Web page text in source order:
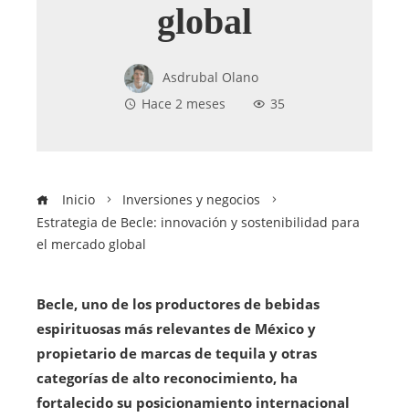
global
Asdrubal Olano
Hace 2 meses
35
Inicio
Inversiones y negocios
Estrategia de Becle: innovación y sostenibilidad para
el mercado global
Becle, uno de los productores de bebidas
espirituosas más relevantes de México y
propietario de marcas de tequila y otras
categorías de alto reconocimiento, ha
fortalecido su posicionamiento internacional